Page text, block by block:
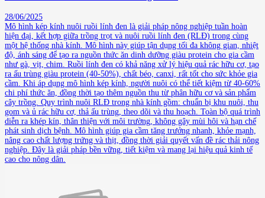
28/06/2025
Mô hình kép kính nuôi ruồi lính đen là giải pháp nông nghiệp tuần hoàn
hiện đại, kết hợp giữa trồng trọt và nuôi ruồi lính đen (RLĐ) trong cùng
một hệ thống nhà kính. Mô hình này giúp tận dụng tối đa không gian, nhiệt
độ, ánh sáng để tạo ra nguồn thức ăn dinh dưỡng giàu protein cho gia cầm
như gà, vịt, chim. Ruồi lính đen có khả năng xử lý hiệu quả rác hữu cơ, tạo
ra ấu trùng giàu protein (40-50%), chất béo, canxi, rất tốt cho sức khỏe gia
cầm. Khi áp dụng mô hình kép kính, người nuôi có thể tiết kiệm từ 40-60%
chi phí thức ăn, đồng thời tạo thêm nguồn thu từ phân hữu cơ và sản phẩm
cây trồng. Quy trình nuôi RLĐ trong nhà kính gồm: chuẩn bị khu nuôi, thu
gom và ủ rác hữu cơ, thả ấu trùng, theo dõi và thu hoạch. Toàn bộ quá trình
diễn ra khép kín, thân thiện với môi trường, không gây mùi hôi và hạn chế
phát sinh dịch bệnh. Mô hình giúp gia cầm tăng trưởng nhanh, khỏe mạnh,
nâng cao chất lượng trứng và thịt, đồng thời giải quyết vấn đề rác thải nông
nghiệp. Đây là giải pháp bền vững, tiết kiệm và mang lại hiệu quả kinh tế
cao cho nông dân.